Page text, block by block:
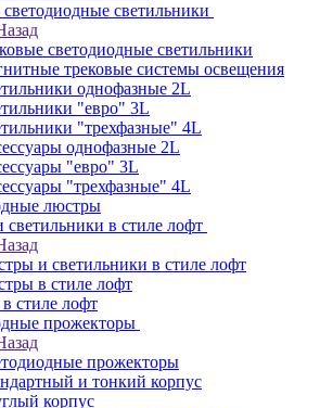
светильники
светодиодные светильники
трековые системы освещения
однофазные 2L
"евро" 3L
"трехфазные" 4L
однофазные 2L
"евро" 3L
"трехфазные" 4L
люстры
в стиле лофт
и светильники в стиле лофт
в стиле лофт
стиле лофт
прожекторы
прожекторы
и тонкий корпус
корпус